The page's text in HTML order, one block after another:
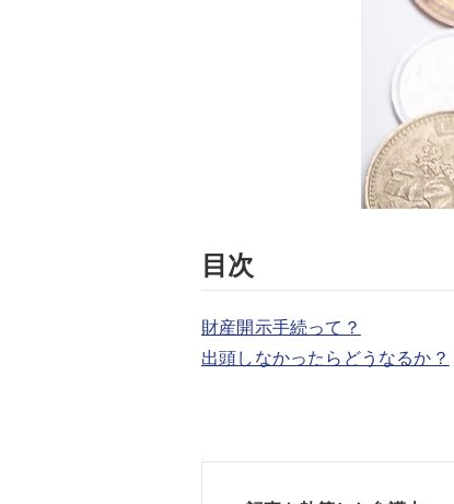
目次
財産開示手続って？
出頭しなかったらどうなるか？